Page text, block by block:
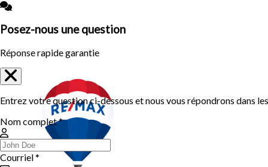
Posez-nous une question
Réponse rapide garantie
Entrez votre question ci-dessous et nous vous répondrons dans
Nom complet *
Courriel *